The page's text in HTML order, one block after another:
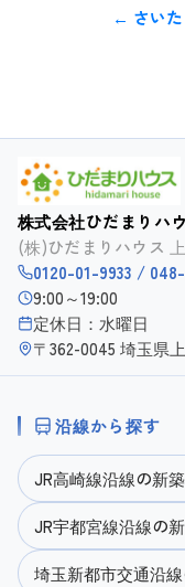
← さいた
株式会社ひだまりハ
(株)ひだまりハウス
0120-01-9933 /
9:00～19:00
定休日：水曜日
〒362-0045 埼玉県
沿線から探す
JR高崎線沿線の新
JR宇都宮線沿線の
埼玉新都市交通沿